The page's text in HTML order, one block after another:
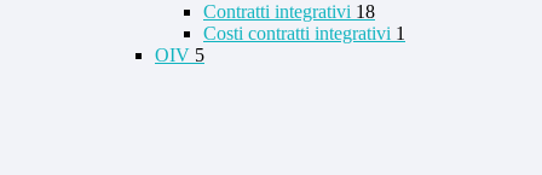
Contratti integrativi 18
Costi contratti integrativi 1
OIV 5